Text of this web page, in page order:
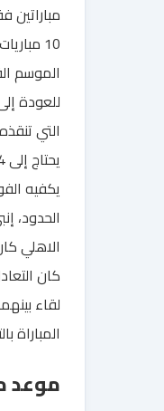
10
الموسم
للعودة
التي
يكفيه
كان
لقاء
المباراة
موعد